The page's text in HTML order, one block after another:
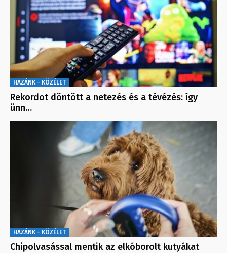
HAZÁNK - KÖZÉLET
Rekordot döntött a netezés és a tévézés: így
ünn…
HAZÁNK - KÖZÉLET
Chipolvasással mentik az elkóborolt kutyákat